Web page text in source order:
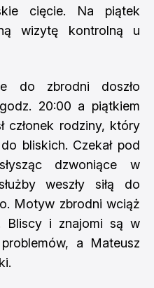
cięcie. Na piątek
wizytę kontrolną u
do zbrodni doszło
20:00 a piątkiem
członek rodziny, który
bliskich. Czekał pod
dzwoniące w
weszły siłą do
Motyw zbrodni wciąż
Bliscy i znajomi są w
a Mateusz